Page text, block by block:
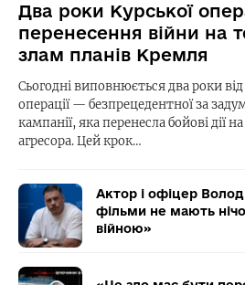
Два роки Курської
перенесення війни на
злам планів Кремля
Сьогодні виповнюється два роки
операції — безпрецедентної за
кампанії, яка перенесла бойові дії
агресора. Цей крок…
Актор і офіцер
фільми не мають
війною»